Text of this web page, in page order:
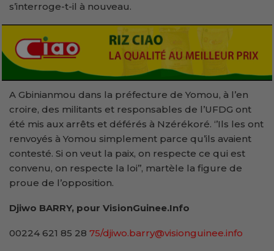
s’interroge-t-il à nouveau.
A Gbinianmou dans la préfecture de Yomou, à l’en
croire, des militants et responsables de l’UFDG ont
été mis aux arrêts et déférés à Nzérékoré. ‘’Ils les ont
renvoyés à Yomou simplement parce qu’ils avaient
contesté. Si on veut la paix, on respecte ce qui est
convenu, on respecte la loi’’, martèle la figure de
proue de l’opposition.
Djiwo BARRY, pour VisionGuinee.Info
00224 621 85 28 75/djiwo.barry@visionguinee.info